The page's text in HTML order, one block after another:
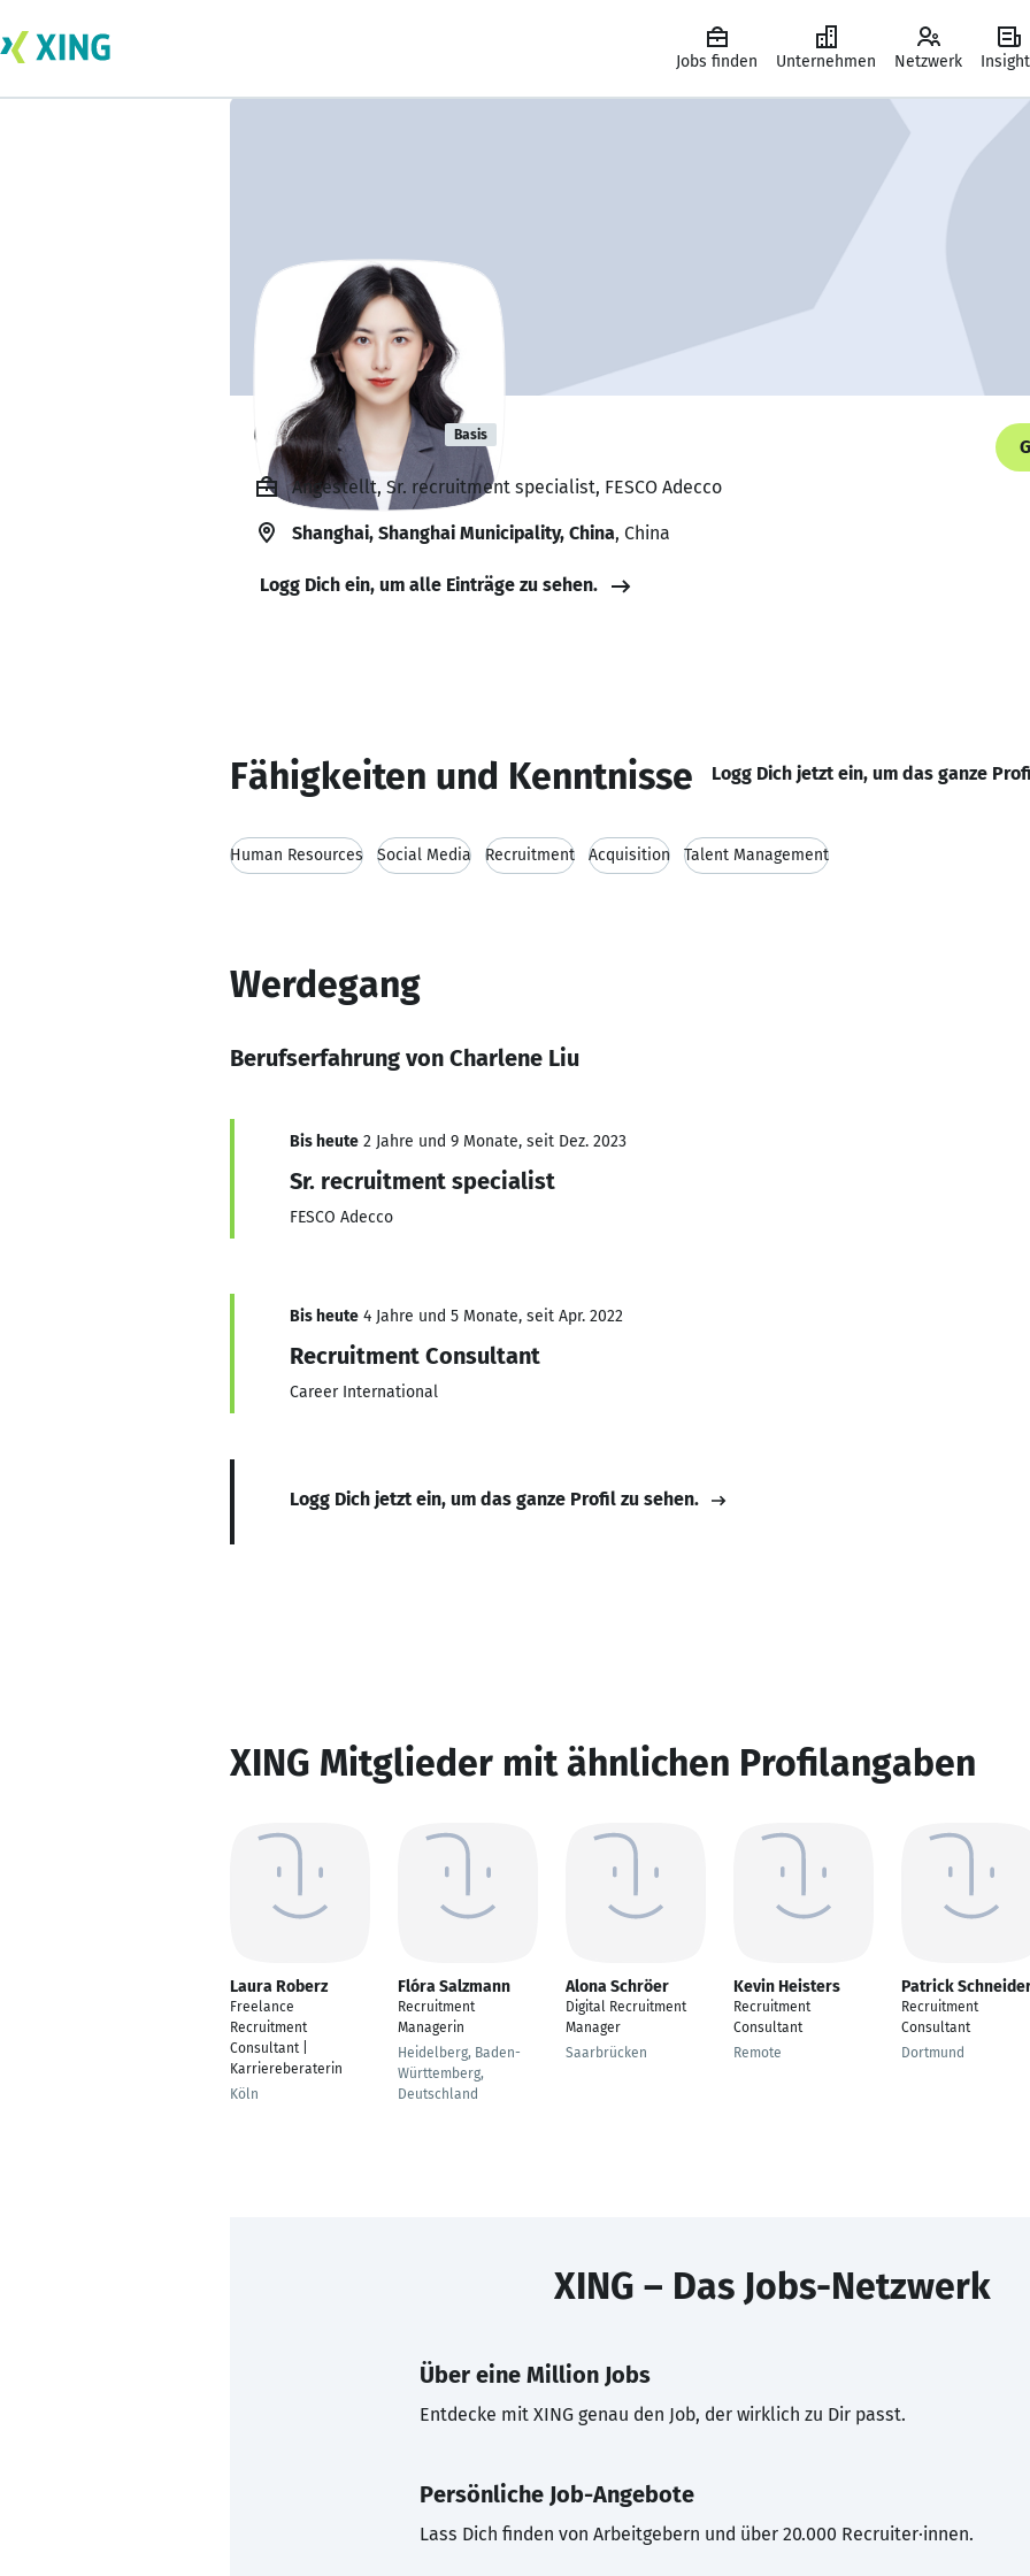
Jobs finden Unternehmen Netzwerk
Charlene Liu Basis
Angestellt, Sr. recruitment specialist, FESCO Adecco
Shanghai, Shanghai Municipality, China, China
Logg Dich ein, um alle Einträge zu sehen.
Fähigkeiten und Kenntnisse Logg Dich jetzt ein, um das ganze
Human Resources Social Media Recruitment Acquisition Talent Management
Werdegang
Berufserfahrung von Charlene Liu
Bis heute 2 Jahre und 9 Monate, seit Dez. 2023
Sr. recruitment specialist
FESCO Adecco
Bis heute 4 Jahre und 5 Monate, seit Apr. 2022
Recruitment Consultant
Career International
Logg Dich jetzt ein, um das ganze Profil zu sehen.
XING Mitglieder mit ähnlichen Profilangaben
Laura Roberz
Freelance
Recruitment
Consultant |
Karriereberaterin
Köln
Flóra Salzmann
Recruitment
Managerin
Heidelberg, Baden-
Württemberg,
Deutschland
Alona Schröer
Digital Recruitment
Manager
Saarbrücken
Kevin Heisters
Recruitment
Consultant
Remote
Patrick
Recruitment
Consultant
Dortmund
XING – Das Jobs-Netzwerk
Über eine Million Jobs
Entdecke mit XING genau den Job, der wirklich zu Dir passt.
Persönliche Job-Angebote
Lass Dich finden von Arbeitgebern und über 20.000 Recruiter·innen.